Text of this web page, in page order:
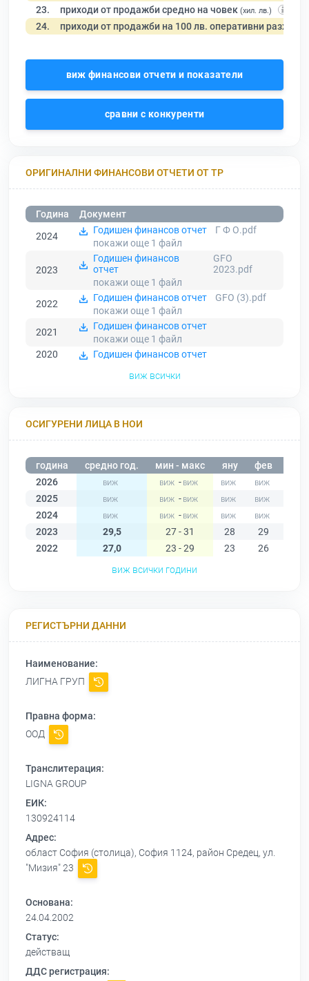
23. приходи от продажби средно на човек (хил. лв.)
24. приходи от продажби на 100 лв. оперативни разходи
виж финансови отчети и показатели
сравни с конкуренти
ОРИГИНАЛНИ ФИНАНСОВИ ОТЧЕТИ ОТ ТР
Година
Документ
2024
Годишен финансов отчет
Г Ф О.pdf
покажи още 1 файл
2023
Годишен финансов
отчет
GFO
2023.pdf
покажи още 1 файл
2022
Годишен финансов отчет
GFO (3).pdf
покажи още 1 файл
2021
Годишен финансов отчет
покажи още 1 файл
2020
Годишен финансов отчет
виж всички
ОСИГУРЕНИ ЛИЦА В НОИ
година средно год. мин - макс яну фев
2026
-
2025
-
2024
-
2023
29,5 27 - 31 28 29
2022
27,0 23 - 29 23 26
виж всички години
РЕГИСТЪРНИ ДАННИ
Наименование:
ЛИГНА ГРУП
Правна форма:
ООД
Транслитерация:
LIGNA GROUP
ЕИК:
130924114
Адрес:
област София (столица), София 1124, район Средец, ул.
"Мизия" 23
Основана:
24.04.2002
Статус:
действащ
ДДС регистрация: